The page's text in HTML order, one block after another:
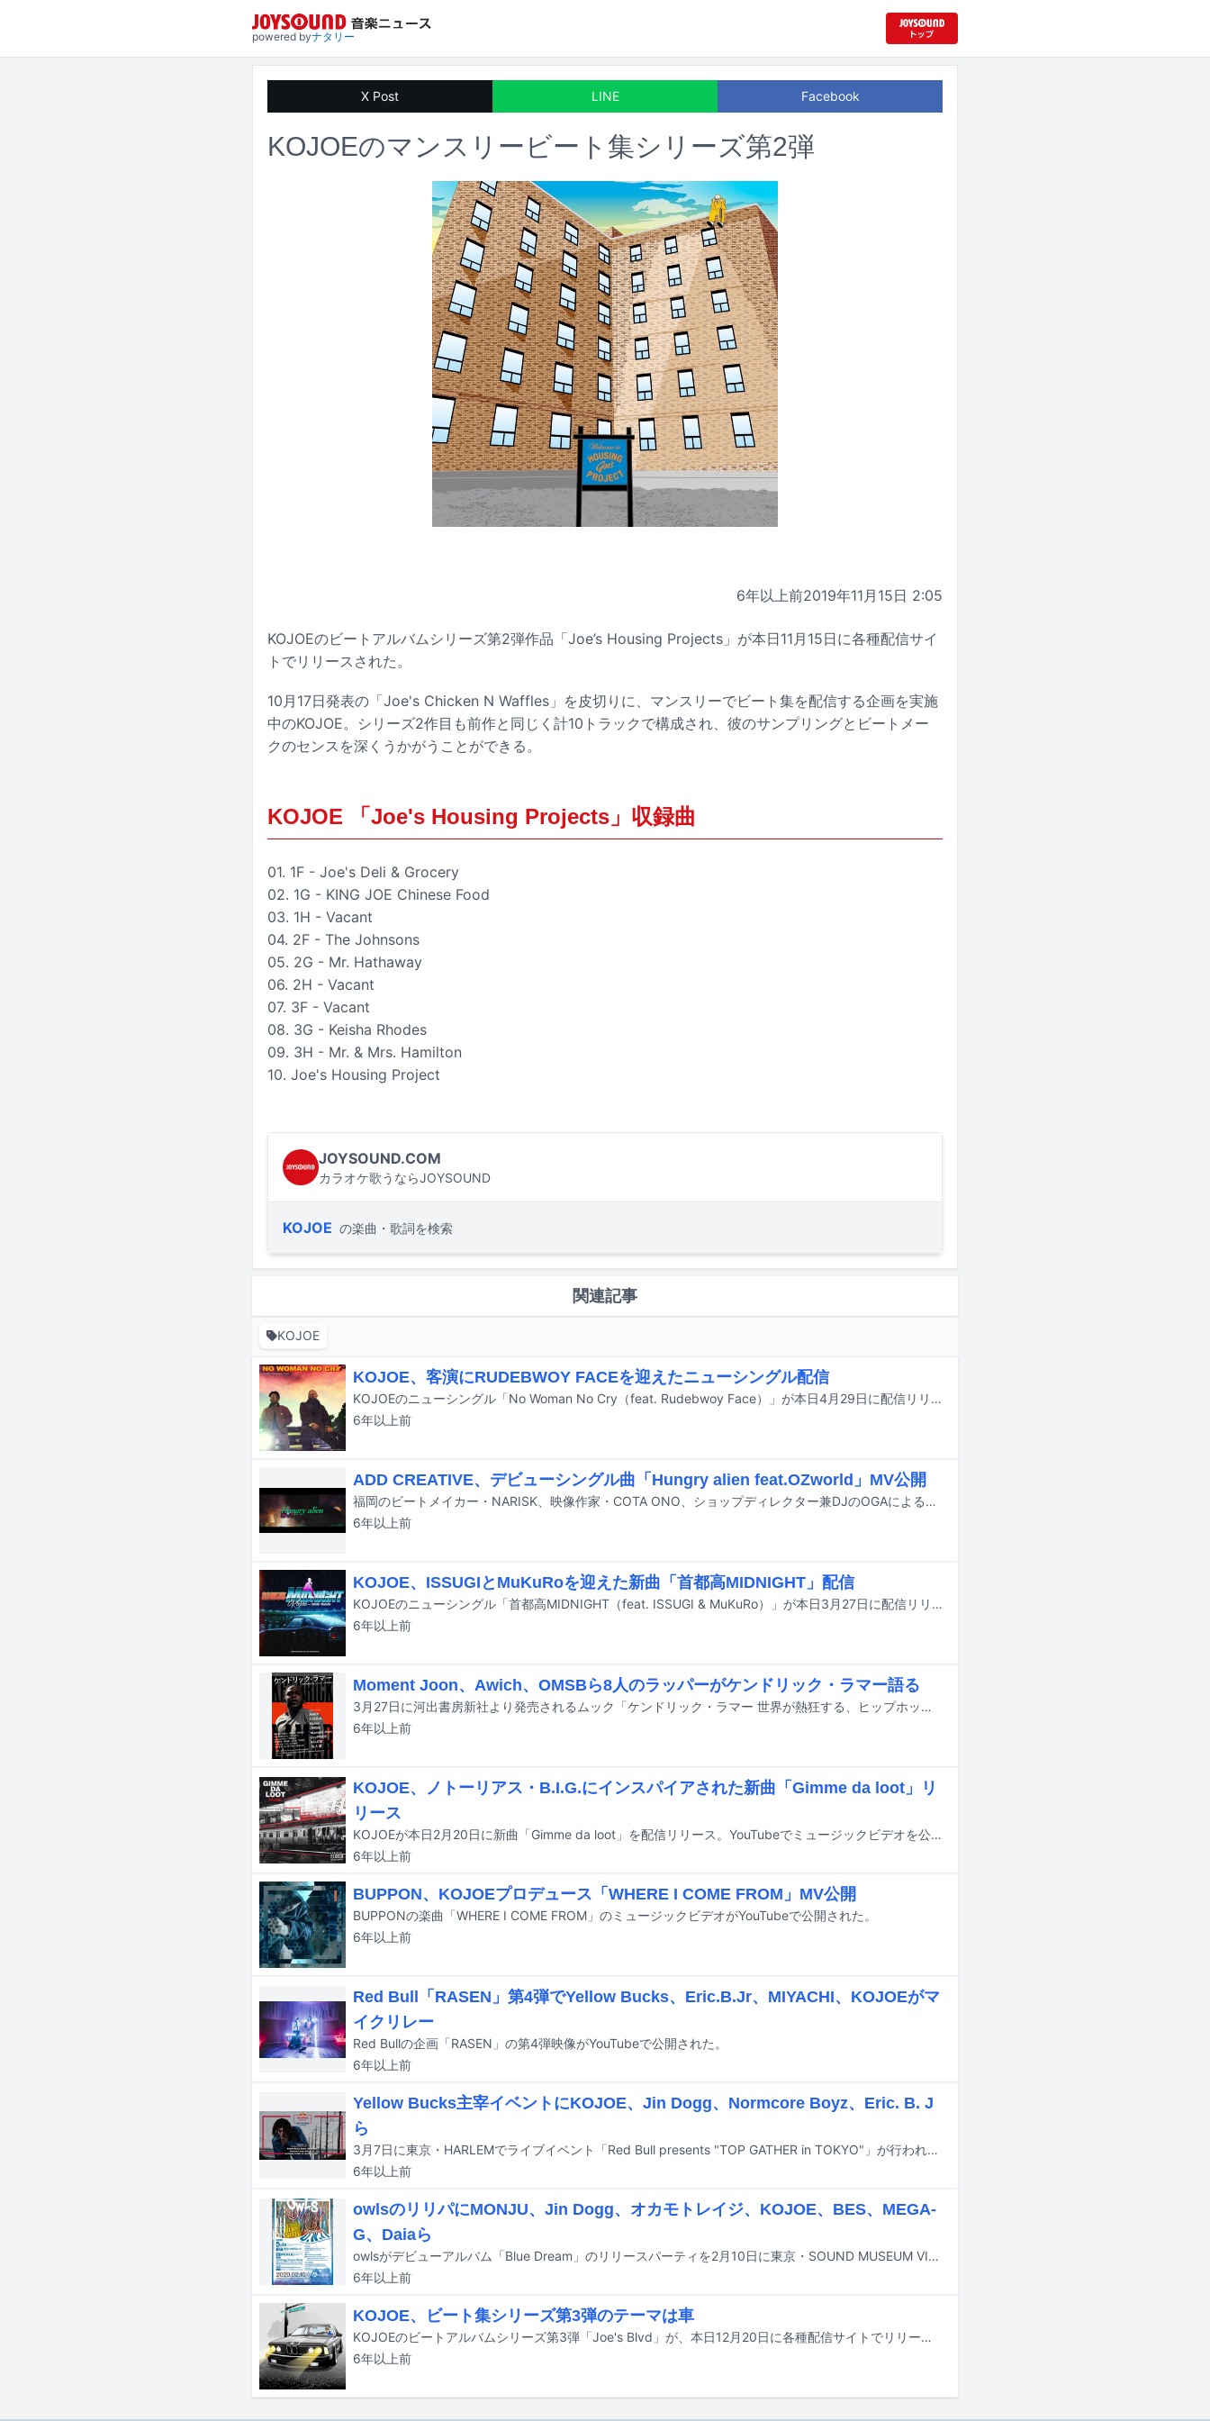
powered byナタリー
X Post LINE Facebook
KOJOEのマンスリービート集シリーズ第2弾
6年以上前2019年11月15日 2:05
KOJOEのビートアルバムシリーズ第2弾作品「Joe’s Housing Projects」が本日11月15日に各種配信サイ
トでリリースされた。
10月17日発表の「Joe's Chicken N Waffles」を皮切りに、マンスリーでビート集を配信する企画を実施
中のKOJOE。シリーズ2作目も前作と同じく計10トラックで構成され、彼のサンプリングとビートメー
クのセンスを深くうかがうことができる。
KOJOE 「Joe's Housing Projects」収録曲
01. 1F - Joe's Deli & Grocery
02. 1G - KING JOE Chinese Food
03. 1H - Vacant
04. 2F - The Johnsons
05. 2G - Mr. Hathaway
06. 2H - Vacant
07. 3F - Vacant
08. 3G - Keisha Rhodes
09. 3H - Mr. & Mrs. Hamilton
10. Joe's Housing Project
JOYSOUND.COM
カラオケ歌うならJOYSOUND
KOJOE の楽曲・歌詞を検索
関連記事
KOJOE
KOJOE、客演にRUDEBWOY FACEを迎えたニューシングル配信
KOJOEのニューシングル「No Woman No Cry（feat. Rudebwoy Face）」が本日4月29日に配信リリースされた。
6年以上前
ADD CREATIVE、デビューシングル曲「Hungry alien feat.OZworld」MV公開
福岡のビートメイカー・NARISK、映像作家・COTA ONO、ショップディレクター兼DJのOGAによる音楽プロデューサーチーム・ADD CREATIVEのデビューシングル「Hungry alien feat.OZworld」のミュージックビデオがYouTubeで公開された。
6年以上前
KOJOE、ISSUGIとMuKuRoを迎えた新曲「首都高MIDNIGHT」配信
KOJOEのニューシングル「首都高MIDNIGHT（feat. ISSUGI & MuKuRo）」が本日3月27日に配信リリースされた。
6年以上前
Moment Joon、Awich、OMSBら8人のラッパーがケンドリック・ラマー語る
3月27日に河出書房新社より発売されるムック「ケンドリック・ラマー 世界が熱狂する、ヒップホップの到達点」に日本語ラップシーンで活躍する8名のラッパーのインタビューが掲載される。
6年以上前
KOJOE、ノトーリアス・B.I.G.にインスパイアされた新曲「Gimme da loot」リ
リース
KOJOEが本日2月20日に新曲「Gimme da loot」を配信リリース。YouTubeでミュージックビデオを公開した。
6年以上前
BUPPON、KOJOEプロデュース「WHERE I COME FROM」MV公開
BUPPONの楽曲「WHERE I COME FROM」のミュージックビデオがYouTubeで公開された。
6年以上前
Red Bull「RASEN」第4弾でYellow Bucks、Eric.B.Jr、MIYACHI、KOJOEがマ
イクリレー
Red Bullの企画「RASEN」の第4弾映像がYouTubeで公開された。
6年以上前
Yellow Bucks主宰イベントにKOJOE、Jin Dogg、Normcore Boyz、Eric. B. J
ら
3月7日に東京・HARLEMでライブイベント「Red Bull presents "TOP GATHER in TOKYO"」が行われる。
6年以上前
owlsのリリパにMONJU、Jin Dogg、オカモトレイジ、KOJOE、BES、MEGA-
G、Daiaら
owlsがデビューアルバム「Blue Dream」のリリースパーティを2月10日に東京・SOUND MUSEUM VISIONで開催する。
6年以上前
KOJOE、ビート集シリーズ第3弾のテーマは車
KOJOEのビートアルバムシリーズ第3弾「Joe's Blvd」が、本日12月20日に各種配信サイトでリリースされた。
6年以上前